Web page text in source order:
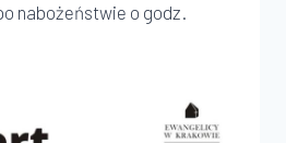
nabożeństwie o godz.